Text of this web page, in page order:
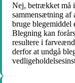
Nej, betrækket må
sammensætning af
bruge blegemiddel
Blegning kan
resultere i
derfor at undgå